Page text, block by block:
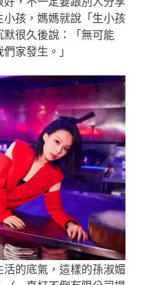
孩，媽媽就說「生小孩
很久後說：「無可能
家發生。」
的底氣，這樣的孫淑媚